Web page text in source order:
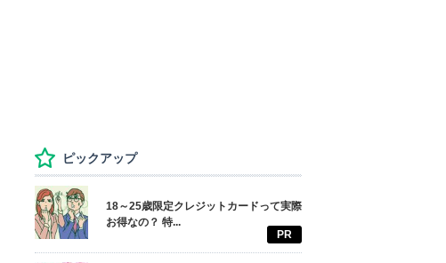
ピックアップ
18～25歳限定クレジットカードって実際
お得なの？ 特...
PR